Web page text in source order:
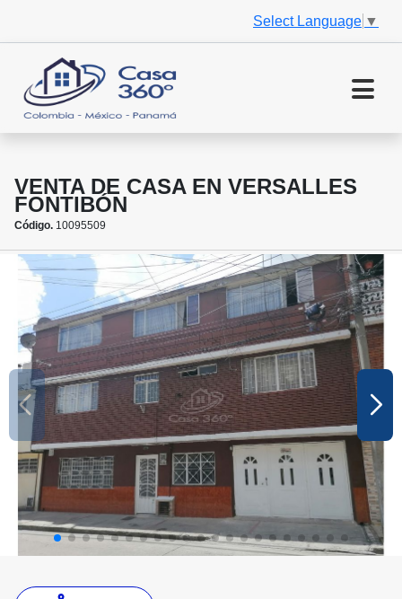
Select Language ▼
VENTA DE CASA EN VERSALLES
FONTIBÓN
Código. 10095509